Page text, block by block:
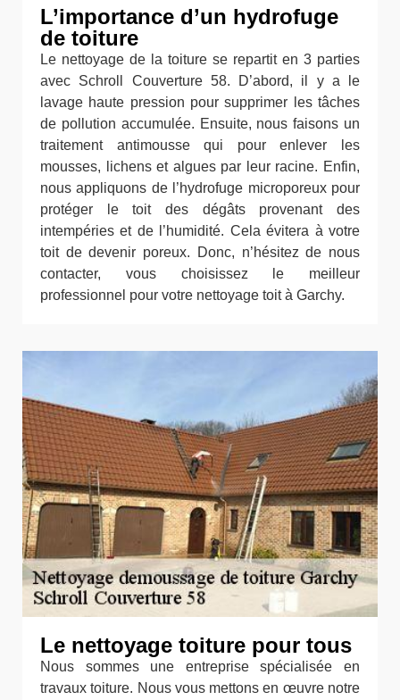
L’importance d’un hydrofuge
de toiture
Le nettoyage de la toiture se repartit en 3 parties
avec Schroll Couverture 58. D’abord, il y a le
lavage haute pression pour supprimer les tâches
de pollution accumulée. Ensuite, nous faisons un
traitement antimousse qui pour enlever les
mousses, lichens et algues par leur racine. Enfin,
nous appliquons de l’hydrofuge microporeux pour
protéger le toit des dégâts provenant des
intempéries et de l’humidité. Cela évitera à votre
toit de devenir poreux. Donc, n’hésitez de nous
contacter, vous choisissez le meilleur
professionnel pour votre nettoyage toit à Garchy.
Le nettoyage toiture pour tous
Nous sommes une entreprise spécialisée en
travaux toiture. Nous vous mettons en œuvre notre